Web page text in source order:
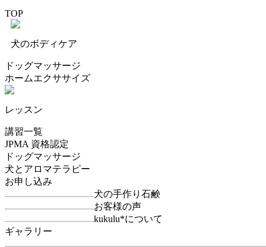
TOP
犬のボディケア
ドッグマッサージ
ホームエクササイズ
レッスン
講習一覧
JPMA 資格認定
ドッグマッサージ
犬とアロマテラピー
お申し込み
犬の手作り石鹸
お客様の声
kukulu*について
ギャラリー